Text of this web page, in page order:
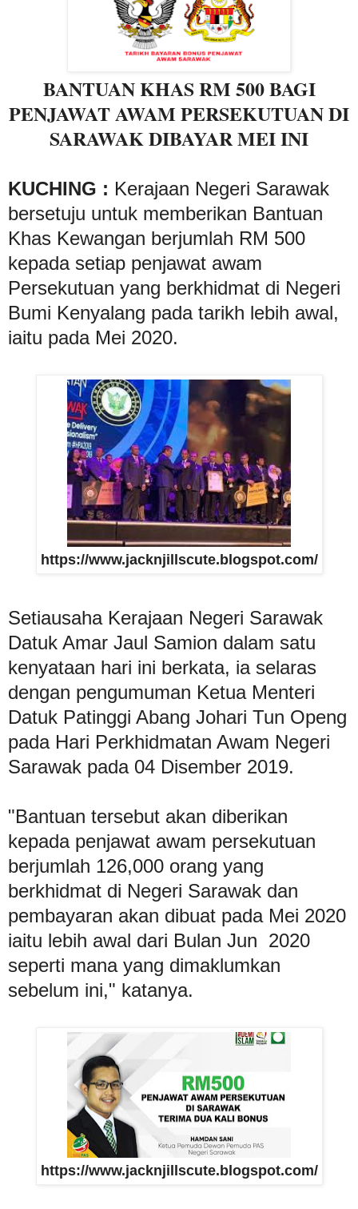
BANTUAN KHAS RM 500 BAGI
PENJAWAT AWAM PERSEKUTUAN DI
SARAWAK DIBAYAR MEI INI
KUCHING : Kerajaan Negeri Sarawak
bersetuju untuk memberikan Bantuan
Khas Kewangan berjumlah RM 500
kepada setiap penjawat awam
Persekutuan yang berkhidmat di Negeri
Bumi Kenyalang pada tarikh lebih awal,
iaitu pada Mei 2020.
https://www.jacknjillscute.blogspot.com/
Setiausaha Kerajaan Negeri Sarawak
Datuk Amar Jaul Samion dalam satu
kenyataan hari ini berkata, ia selaras
dengan pengumuman Ketua Menteri
Datuk Patinggi Abang Johari Tun Openg
pada Hari Perkhidmatan Awam Negeri
Sarawak pada 04 Disember 2019.
"Bantuan tersebut akan diberikan
kepada penjawat awam persekutuan
berjumlah 126,000 orang yang
berkhidmat di Negeri Sarawak dan
pembayaran akan dibuat pada Mei 2020
iaitu lebih awal dari Bulan Jun 2020
seperti mana yang dimaklumkan
sebelum ini," katanya.
https://www.jacknjillscute.blogspot.com/